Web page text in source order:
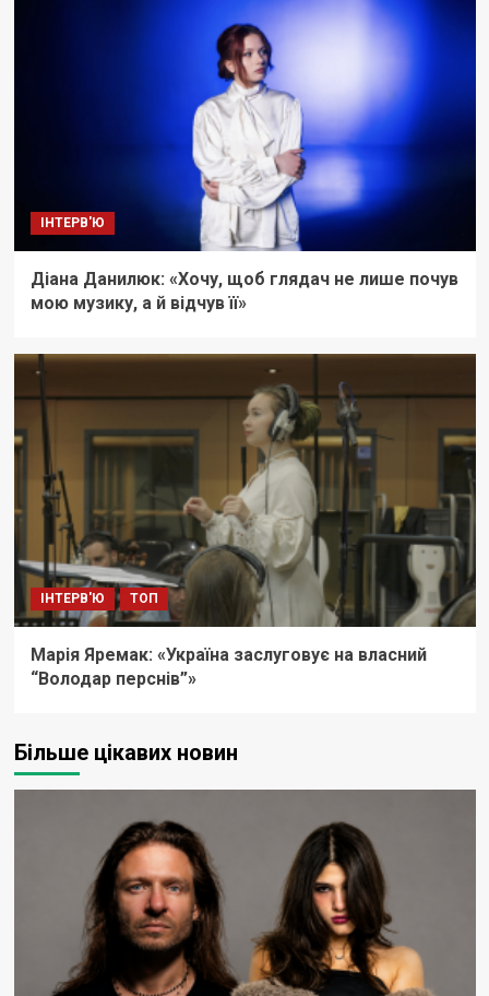
ІНТЕРВ'Ю
Діана Данилюк: «Хочу, щоб глядач не лише почув
мою музику, а й відчув її»
ІНТЕРВ'Ю ТОП
Марія Яремак: «Україна заслуговує на власний
“Володар перснів”»
Більше цікавих новин